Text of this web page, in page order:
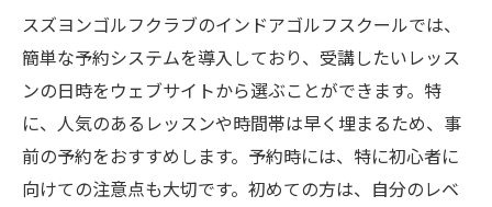
スズヨンゴルフクラブのインドアゴルフスクールでは、
簡単な予約システムを導入しており、受講したいレッス
ンの日時をウェブサイトから選ぶことができます。特
に、人気のあるレッスンや時間帯は早く埋まるため、事
前の予約をおすすめします。予約時には、特に初心者に
向けての注意点も大切です。初めての方は、自分のレベ